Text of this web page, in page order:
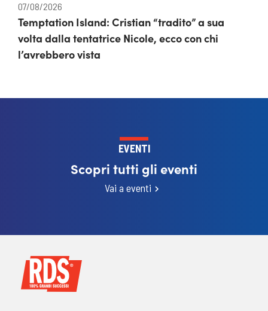
07/08/2026
Temptation Island: Cristian “tradito” a sua
volta dalla tentatrice Nicole, ecco con chi
l’avrebbero vista
EVENTI
Scopri tutti gli eventi
Vai a eventi